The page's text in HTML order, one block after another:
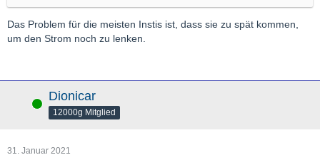
Das Problem für die meisten Instis ist, dass sie zu spät kommen,
um den Strom noch zu lenken.
Online Dionicar
12000g Mitglied
31. Januar 2021